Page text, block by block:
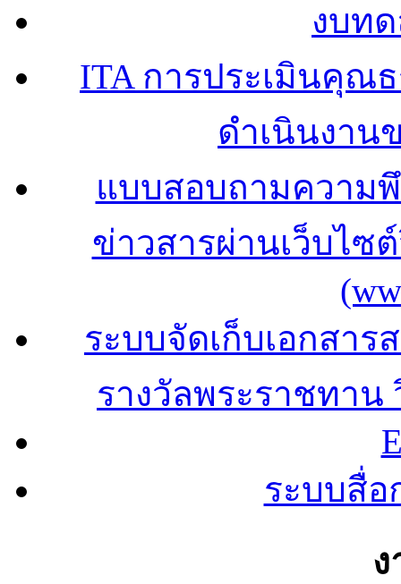
งบท
ITA การประเมินคุณ
ดำเนินงาน
แบบสอบถามความ
ข่าวสารผ่านเว็บไซ
ระบบจัดเก็บเอกสา
รางวัลพระราชทา
ระบบสื่อ